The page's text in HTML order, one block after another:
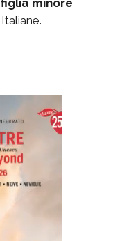
figlia minore